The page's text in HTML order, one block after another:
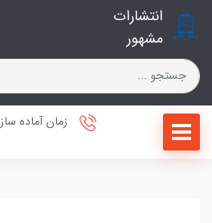
انتشارات
مشهور